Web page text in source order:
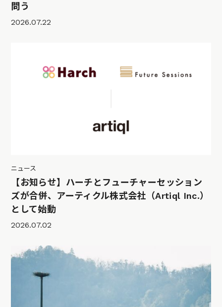
問う
2026.07.22
ニュース
【お知らせ】ハーチとフューチャーセッション
ズが合併、アーティクル株式会社（Artiql Inc.）
として始動
2026.07.02